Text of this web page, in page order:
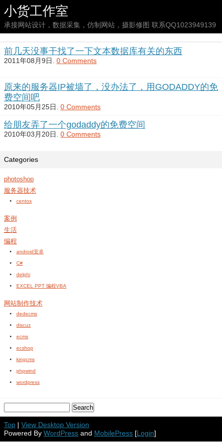
小货工作室
承接网站设计，数据采集，仿制网站，摄影修图 联系QQ1023949139
前几天没事干找了一下文本数据库有关的东西
2011年08月9日. 0 Comments
原来的服务器IP被墙了，没办法了，用GODADDY的免
费空间吧
2010年05月25日. 0 Comments
给朋友弄了一个godaddy的免费空间
2010年03月20日. 0 Comments
Categories
photoshop
服务器技术
centos
案例
生活
编程
android安卓
C#
delphi
EXCEL PPT 编程VBA
网站制作技术
dedecms
discuz
ecms
ecshop
kingcms
phpwind
wordpress
Top | View Desktop Version
Powered By WordPress and MobilePress [Login]